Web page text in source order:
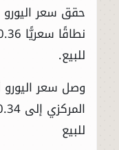
حقق سعر
للبيع.
وصل سعر اليورو
للبيع